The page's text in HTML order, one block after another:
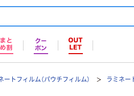
ートフィルム（パウチフィルム） ラミネー